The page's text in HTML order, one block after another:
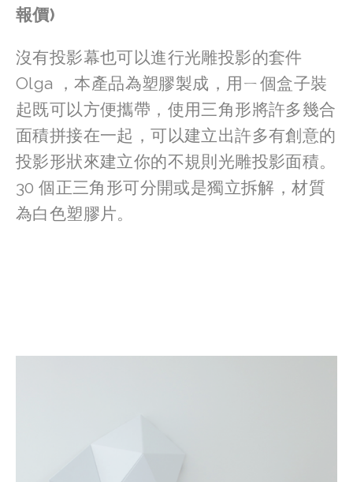
報價)
沒有投影幕也可以進行光雕投影的套件
Olga ，本產品為塑膠製成，用ㄧ個盒子裝
起既可以方便攜帶，使用三角形將許多幾合
面積拼接在一起，可以建立出許多有創意的
投影形狀來建立你的不規則光雕投影面積。
30 個正三角形可分開或是獨立拆解，材質
為白色塑膠片。